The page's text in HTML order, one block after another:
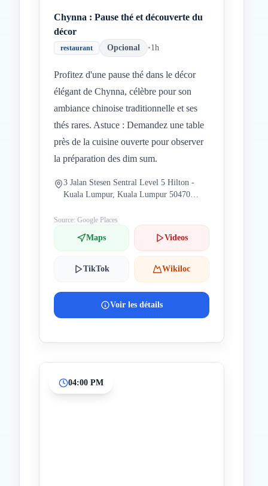
Chynna : Pause thé et découverte du
décor
restaurant Opcional •1h
Profitez d'une pause thé dans le décor
élégant de Chynna, célèbre pour son
ambiance chinoise traditionnelle et ses
thés rares. Astuce : Demandez une table
près de la cuisine ouverte pour observer
la préparation des dim sum.
3 Jalan Stesen Sentral Level 5 Hilton -
Kuala Lumpur, Kuala Lumpur 50470
Source: Google Places
Maps Videos
TikTok Wikiloc
Voir les détails
04:00 PM